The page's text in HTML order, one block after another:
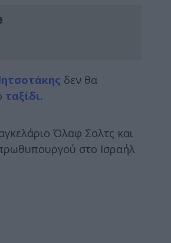
δεν θα
ταξίδι.
Όλαφ Σολτς και
στο Ισραήλ